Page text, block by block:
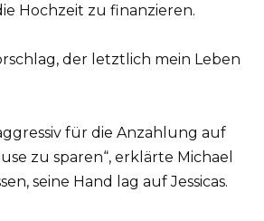
Hochzeit zu finanzieren.
der letztlich mein Leben
für die Anzahlung auf
zu sparen“, erklärte Michael
seine Hand lag auf Jessicas.